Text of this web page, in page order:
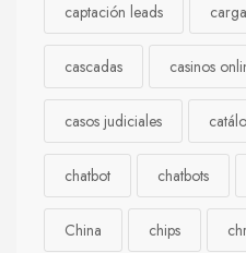
captación leads carga
cascadas casinos
casos judiciales
chatbot chatbots
China chips